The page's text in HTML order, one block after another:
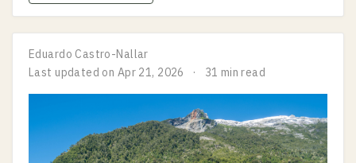
Eduardo Castro-Nallar
Last updated on Apr 21, 2026 31 min read